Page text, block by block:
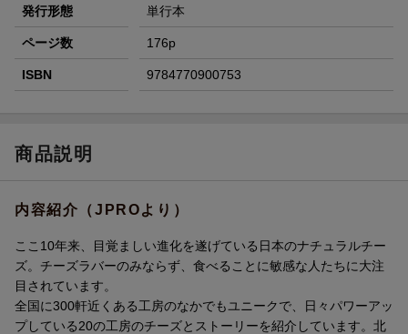
発行形態 単行本
ページ数 176p
ISBN 9784770900753
商品説明
内容紹介（JPROより）
ここ10年来、目覚ましい進化を遂げている日本のナチュラルチー
ズ。チーズラバーのみならず、食べることに敏感な人たちに大注
目されています。
全国に300軒近くある工房のなかでもユニークで、日々パワーアッ
プしている20の工房のチーズとストーリーを紹介しています。北